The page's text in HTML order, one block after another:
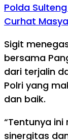
Polda
Curhat
Sigit
bersama
dari terjalin
Polri yang
dan baik.
“Tentunya
sinergitas